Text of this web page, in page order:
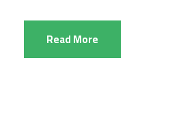
Read More